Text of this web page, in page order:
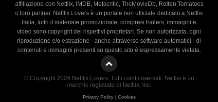
affiliazione con Netflix, IMDB, Metacritic, TheMovieDb, Rotten Tomatoes
o loro partner. Netflix Lovers è un portale non ufficiale dedicato a Netflix
Italia, tutto il materiale promozionale, compresi trailers, immagini e
video sono copyright dei rispettivi proprietari. Se non autorizzata, ogni
riproduzione e/o estrazione - anche attraverso software automatici - di
contenuti e immagini presenti su questo sito è espressamente vietata.
© Copyright 2026 Netflix Lovers. Tutti i diritti riservati. Netflix è un
marchio registrato di Netflix, Inc.
Privacy Policy| Cookies